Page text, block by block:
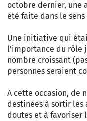
octobre dernier, une
été faite dans le
Une initiative qui
l'importance du rôle
nombre croissant
personnes seraient
A cette occasion, de
destinées à sortir
doutes et à favoriser